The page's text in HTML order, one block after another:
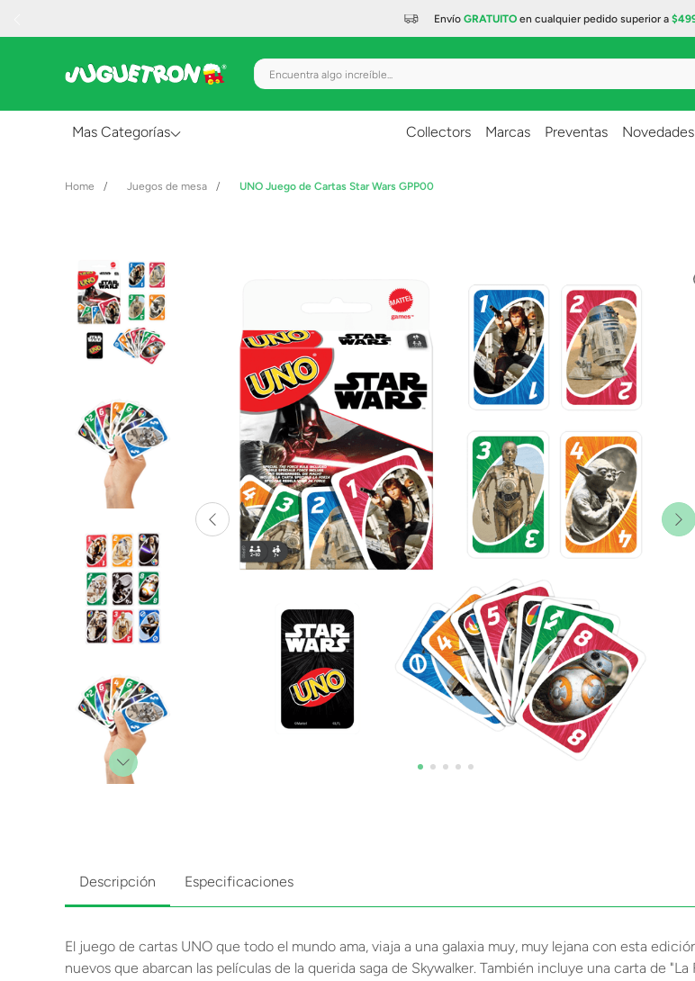
Envío GRATUITO en cualquier pedido superior a
Encuentra algo increíble...
Mas Categorías
Creatividad y Arte
Figuras de Acción
Gadgets y Electrónicos
Lanzadores
Muñecas
Construcción
Peluches
Vehículos y Pistas
Collectors Marcas Preventas Novedades
Juegos de mesa UNO Juego de Cartas Star Wars GPP00
Descripción Especificaciones
El juego de cartas UNO que todo el mundo ama, viaja a una galaxia muy, muy lejana con esta
nuevos que abarcan las películas de la querida saga de Skywalker. También incluye una carta de